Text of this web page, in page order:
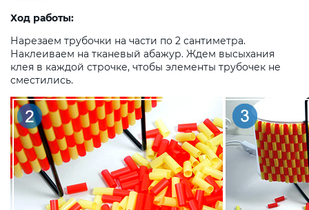
Ход работы:
Нарезаем трубочки на части по 2 сантиметра.
Наклеиваем на тканевый абажур. Ждем высыхания
клея в каждой строчке, чтобы элементы трубочек не
сместились.